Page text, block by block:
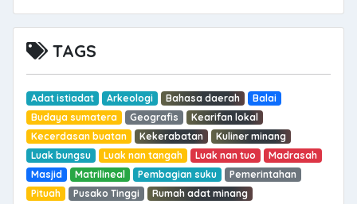
TAGS
Adat istiadat Arkeologi Bahasa daerah
Balai
Budaya sumatera
Geografis
Kearifan lokal
Kecerdasan buatan
Kekerabatan
Kuliner minang
Luak bungsu
Luak nan tangah Luak nan tuo
Madrasah
Masjid
Matrilineal Pembagian suku
Pemerintahan
Pituah
Pusako Tinggi
Rumah adat minang